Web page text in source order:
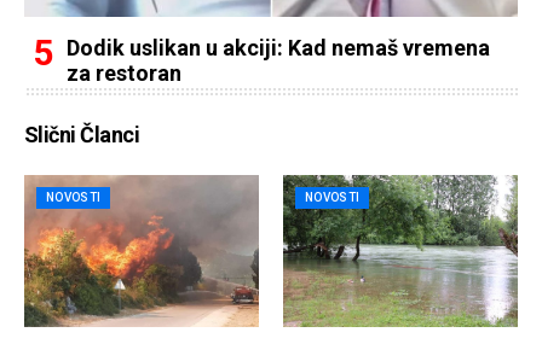
Dodik uslikan u akciji: Kad nemaš vremena
za restoran
Slični Članci
NOVOSTI NOVOSTI